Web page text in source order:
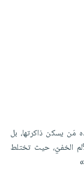
مَن يسكن ذاكرتها، بل
الخفيّ، حيث تختلط